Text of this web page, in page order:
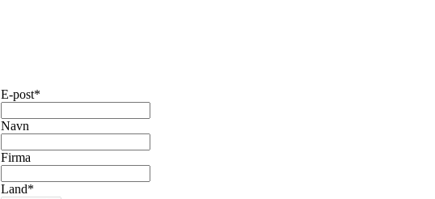
E-post*
Navn
Firma
Land*